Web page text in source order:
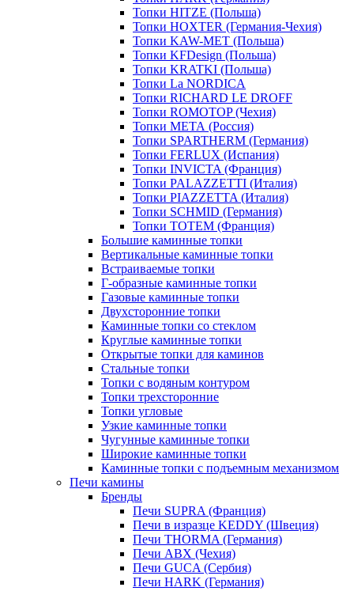
Топки HITZE (Польша)
Топки HOXTER (Германия-Чехия)
Топки KAW-MET (Польша)
Топки KFDesign (Польша)
Топки KRATKI (Польша)
Топки La NORDICA
Топки RICHARD LE DROFF
Топки ROMOTOP (Чехия)
Топки МЕТА (Россия)
Топки SPARTHERM (Германия)
Топки FERLUX (Испания)
Топки INVICTA (Франция)
Топки PALAZZETTI (Италия)
Топки PIAZZETTA (Италия)
Топки SCHMID (Германия)
Топки TOTEM (Франция)
Большие каминные топки
Вертикальные каминные топки
Встраиваемые топки
Г-образные каминные топки
Газовые каминные топки
Двухсторонние топки
Каминные топки со стеклом
Круглые каминные топки
Открытые топки для каминов
Стальные топки
Топки с водяным контуром
Топки трехсторонние
Топки угловые
Узкие каминные топки
Чугунные каминные топки
Широкие каминные топки
Каминные топки с подъемным механизмом
Печи камины
Бренды
Печи SUPRA (Франция)
Печи в изразце KEDDY (Швеция)
Печи THORMA (Германия)
Печи ABX (Чехия)
Печи GUCA (Сербия)
Печи HARK (Германия)